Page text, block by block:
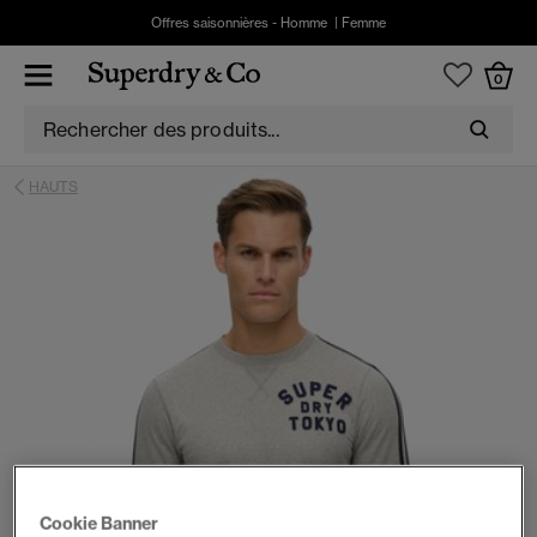
Offres saisonnières - Homme Femme
0
HAUTS
Cookie Banner